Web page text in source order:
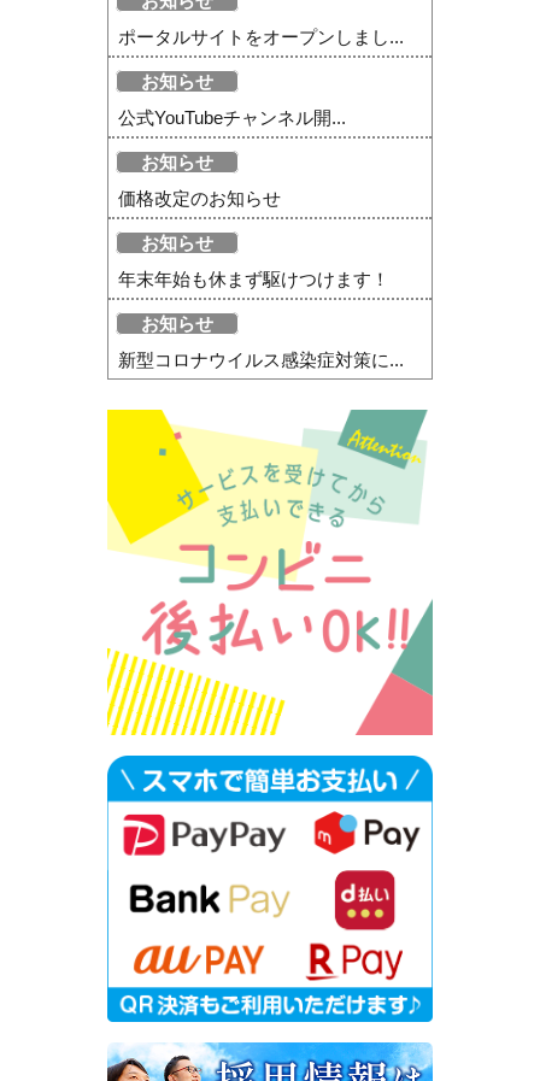
ポータルサイトをオープンしまし...
お知らせ
公式YouTubeチャンネル開...
お知らせ
価格改定のお知らせ
お知らせ
年末年始も休まず駆けつけます！
お知らせ
新型コロナウイルス感染症対策に...